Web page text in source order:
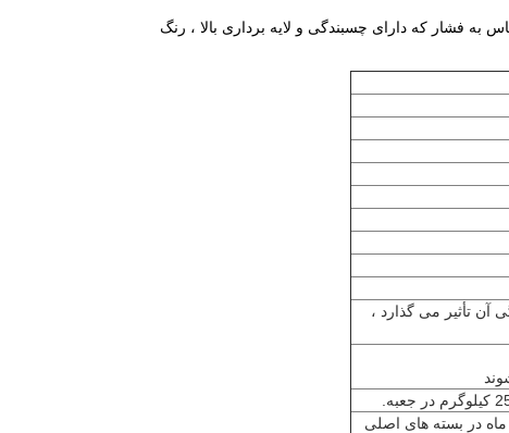
فشار که دارای چسبندگی و لایه برداری بالا ، رنگ
آن تأثیر می گذارد ،
مواد بسته بندی دست نخورده را می توان از تاریخ تولید به مدت 24 ماه در بسته های اصلی